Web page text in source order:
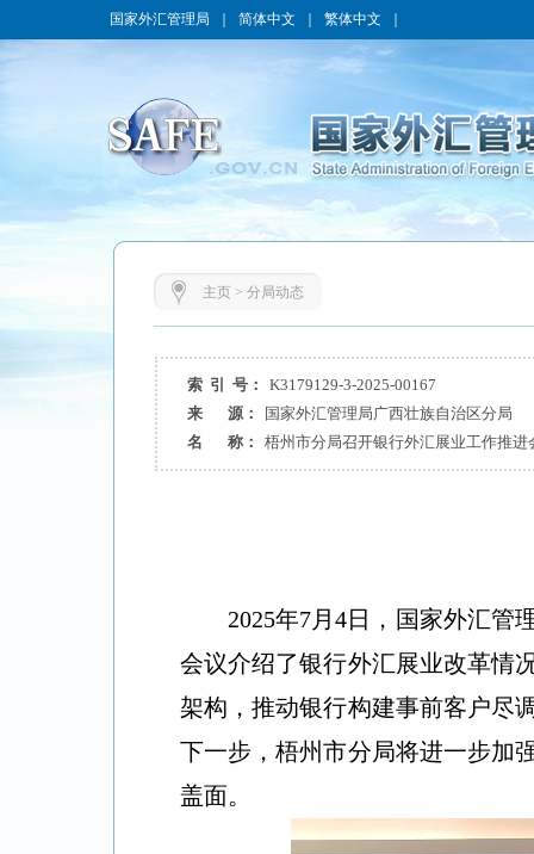
国家外汇管理局 简体中文 繁体中文
主页> 分局动态
索 引 号：
K3179129-3-2025-00167
来 源：
国家外汇管理局广西壮族自治区分局
名 称：
梧州市分局召开银行外汇展业工作推进
2025年7月4日， 国家外汇管
会议介绍了银行外汇展业改革情
架构，推动银行构建事前客户尽
下一步，梧州市分局将进一步加
盖面。